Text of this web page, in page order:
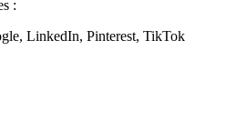
:
LinkedIn, Pinterest, TikTok